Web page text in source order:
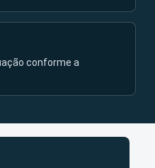
conforme a